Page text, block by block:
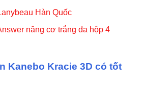
Hàn Quốc
nâng cơ trắng da hộp 4
Kanebo Kracie 3D có tốt